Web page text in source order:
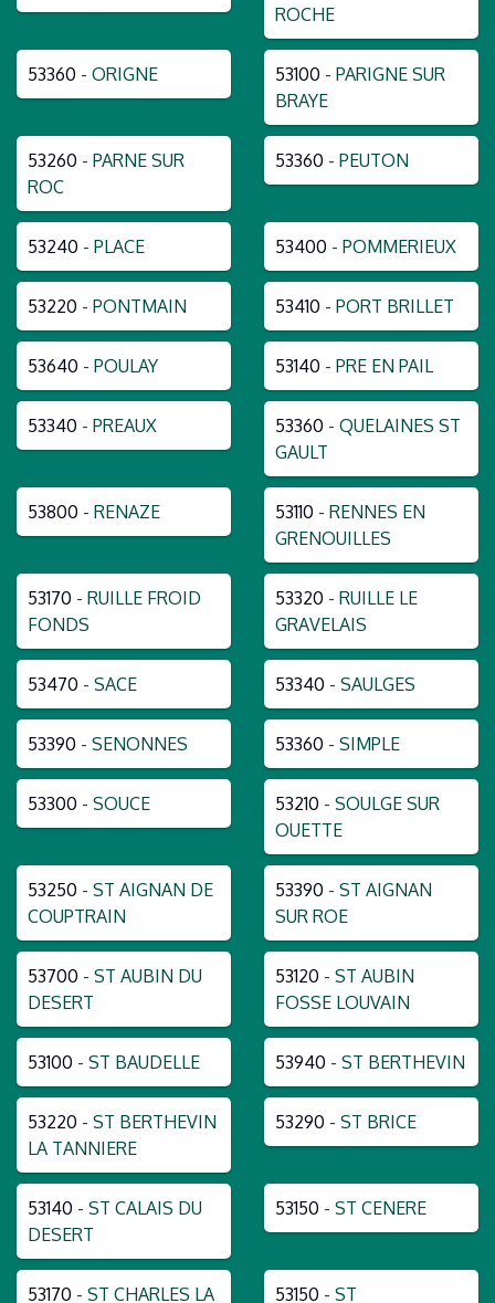
ROCHE
53360 - ORIGNE 53100 - PARIGNE SUR
BRAYE
53260 - PARNE SUR
ROC
53360 - PEUTON
53240 - PLACE 53400 - POMMERIEUX
53220 - PONTMAIN 53410 - PORT BRILLET
53640 - POULAY 53140 - PRE EN PAIL
53340 - PREAUX 53360 - QUELAINES ST
GAULT
53800 - RENAZE 53110 - RENNES EN
GRENOUILLES
53170 - RUILLE FROID
FONDS
53320 - RUILLE LE
GRAVELAIS
53470 - SACE 53340 - SAULGES
53390 - SENONNES 53360 - SIMPLE
53300 - SOUCE 53210 - SOULGE SUR
OUETTE
53250 - ST AIGNAN DE
COUPTRAIN
53390 - ST AIGNAN
SUR ROE
53700 - ST AUBIN DU
DESERT
53120 - ST AUBIN
FOSSE LOUVAIN
53100 - ST BAUDELLE 53940 - ST BERTHEVIN
53220 - ST BERTHEVIN
LA TANNIERE
53290 - ST BRICE
53140 - ST CALAIS DU
DESERT
53150 - ST CENERE
53170 - ST CHARLES LA 53150 - ST